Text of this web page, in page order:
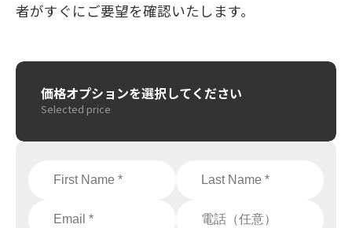
者がすぐにご要望を確認いたします。
価格オプションを選択してください
Selected price